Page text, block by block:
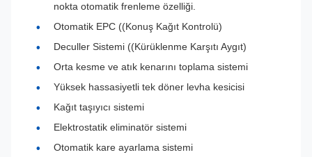
nokta otomatik frenleme özelliği.
Otomatik EPC ((Konuş Kağıt Kontrolü)
Deculler Sistemi ((Kürüklenme Karşıtı Aygıt)
Orta kesme ve atık kenarını toplama sistemi
Yüksek hassasiyetli tek döner levha kesicisi
Kağıt taşıyıcı sistemi
Elektrostatik eliminatör sistemi
Otomatik kare ayarlama sistemi